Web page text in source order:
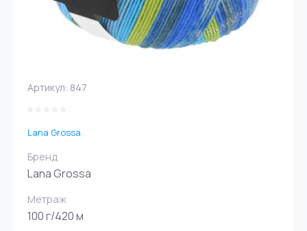
Артикул: 847
Lana Grossa
Бренд
Lana Grossa
Метраж
100 г/420 м